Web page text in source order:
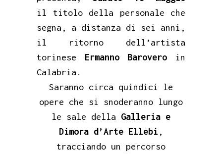
il titolo della personale che
segna, a distanza di sei anni,
il ritorno dell’artista
torinese Ermanno Barovero in
Calabria.
Saranno circa quindici le
opere che si snoderanno lungo
le sale della Galleria e
Dimora d’Arte Ellebi ,
tracciando un percorso